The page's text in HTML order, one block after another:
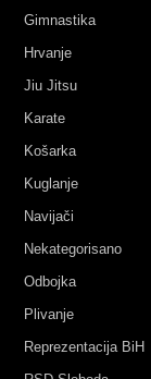
Gimnastika
Hrvanje
Jiu Jitsu
Karate
Košarka
Kuglanje
Navijači
Nekategorisano
Odbojka
Plivanje
Reprezentacija BiH